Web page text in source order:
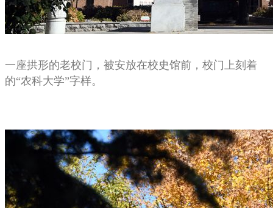
一座拱形的老校门，被安放在校史馆前，校门上刻着
的“农科大学”字样。